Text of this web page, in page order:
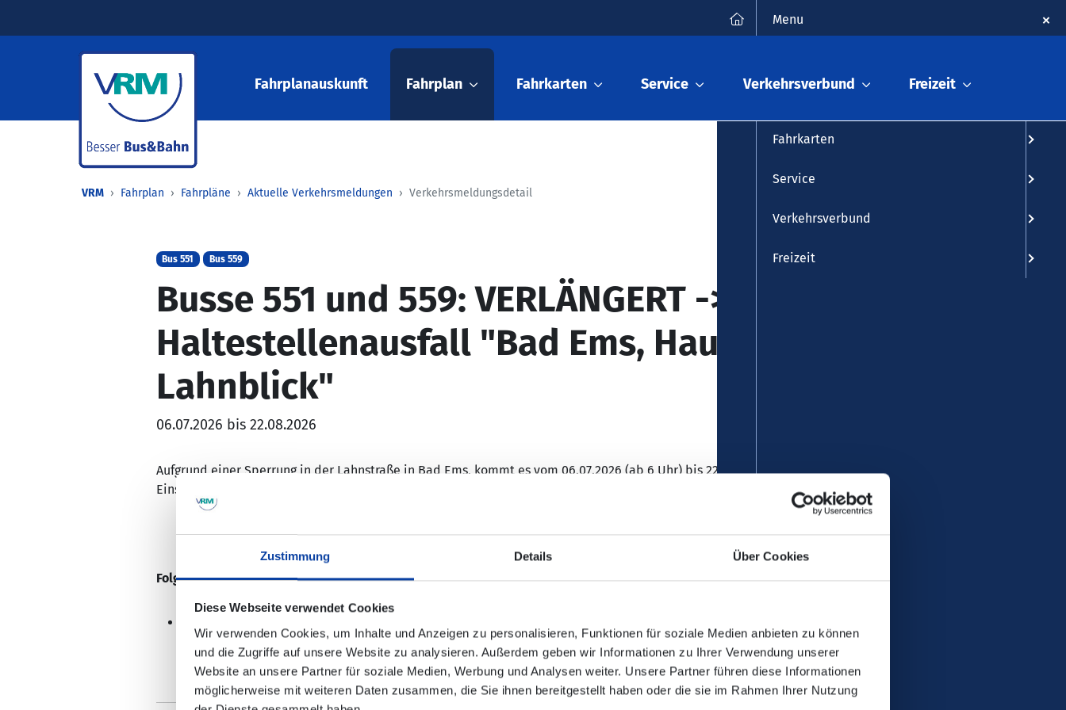
Zustimmung Details Über Cookies
Diese Webseite verwendet Cookies
Wir verwenden Cookies, um Inhalte und Anzeigen zu personalisieren, Funktionen für soziale Medien anbieten zu können
und die Zugriffe auf unsere Website zu analysieren. Außerdem geben wir Informationen zu Ihrer Verwendung unserer
Website an unsere Partner für soziale Medien, Werbung und Analysen weiter. Unsere Partner führen diese Informationen
möglicherweise mit weiteren Daten zusammen, die Sie ihnen bereitgestellt haben oder die sie im Rahmen Ihrer Nutzung
Fahrplanauskunft Fahrplan Fahrkarten Service Verkehrsverbund Freizeit
VRM Fahrplan Fahrpläne Aktuelle Verkehrsmeldungen Verkehrsmeldungsdetail
Bus 551 Bus 559
Busse 551 und 559: VERLÄNGERT ->
Haltestellenausfall "Bad Ems, Haus
Lahnblick"
06.07.2026 bis 22.08.2026
Aufgrund einer Sperrung in der Lahnstraße in Bad Ems, kommt es vom 06.07.2026 (ab 6 Uhr) bis 22.08.2026 (18 Uhr) zu
Einschränkungen bei den
Folgende Haltestelle kann nicht bedient werden:
Menu
Fahrkarten
Service
Verkehrsverbund
Freizeit